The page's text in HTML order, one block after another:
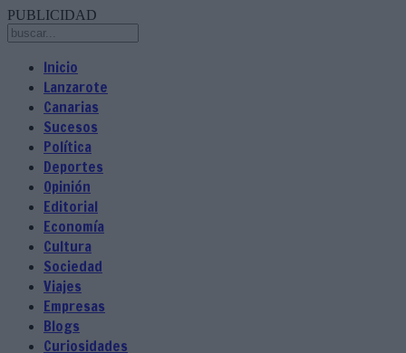
PUBLICIDAD
Inicio
Lanzarote
Canarias
Sucesos
Política
Deportes
Opinión
Editorial
Economía
Cultura
Sociedad
Viajes
Empresas
Blogs
Curiosidades